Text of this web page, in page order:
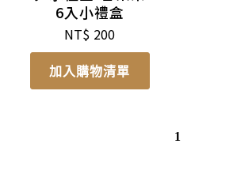
6入小禮盒
NT$ 200
加入購物清單
1